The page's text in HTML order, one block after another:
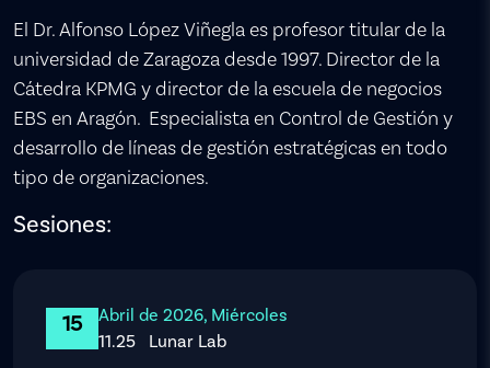
El Dr. Alfonso López Viñegla es profesor titular de la
universidad de Zaragoza desde 1997. Director de la
Cátedra KPMG y director de la escuela de negocios
EBS en Aragón. Especialista en Control de Gestión y
desarrollo de líneas de gestión estratégicas en todo
tipo de organizaciones.
Sesiones:
15
Abril de 2026, Miércoles
11.25
Lunar Lab